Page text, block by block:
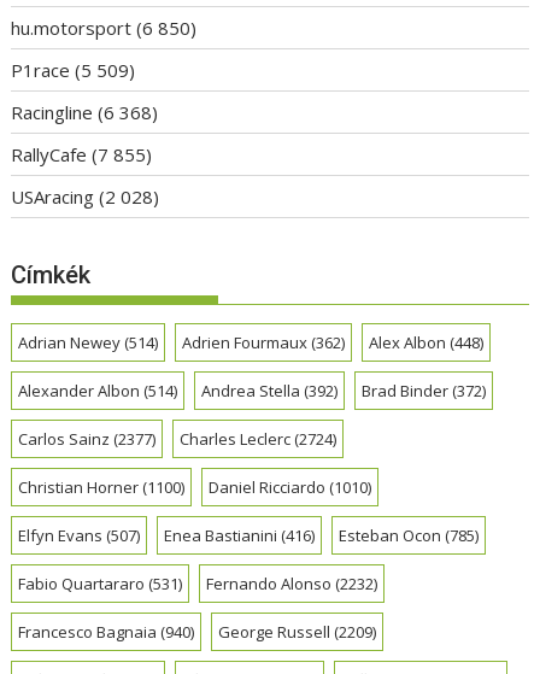
hu.motorsport (6 850)
P1race (5 509)
Racingline (6 368)
RallyCafe (7 855)
USAracing (2 028)
Címkék
Adrian Newey(514) Adrien Fourmaux(362) Alex Albon (448)
Alexander Albon (514) Andrea Stella (392) Brad Binder(372)
Carlos Sainz (2377) Charles Leclerc(2724)
Christian Horner(1100) Daniel Ricciardo (1010)
Elfyn Evans (507) Enea Bastianini (416) Esteban Ocon (785)
Fabio Quartararo (531) Fernando Alonso (2232)
Francesco Bagnaia (940) George Russell (2209)